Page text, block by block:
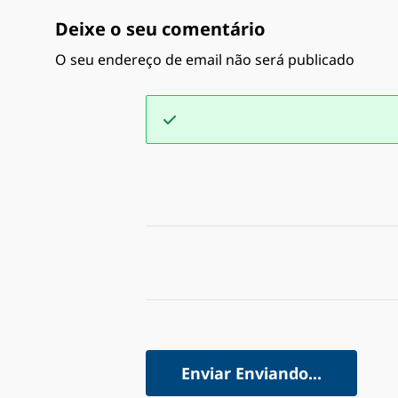
Deixe o seu comentário
O seu endereço de email não será publicado
Enviar Enviando...